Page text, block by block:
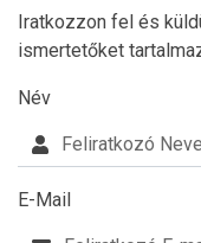
Iratkozzon fel és
ismertetőket
Név
E-Mail